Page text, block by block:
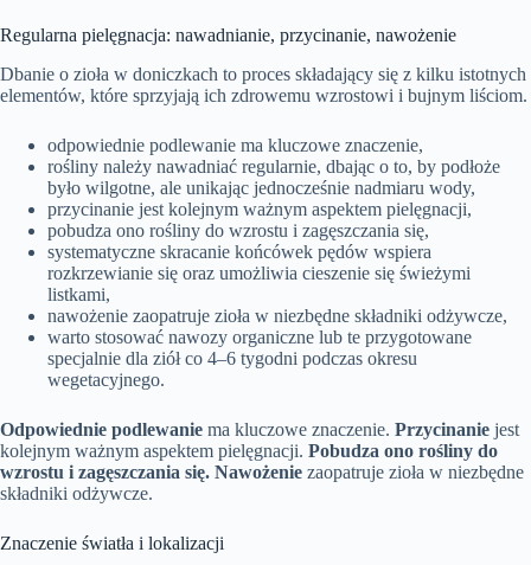
Regularna pielęgnacja: nawadnianie, przycinanie, nawożenie
Dbanie o zioła w doniczkach to proces składający się z kilku istotnych
elementów, które sprzyjają ich zdrowemu wzrostowi i bujnym liściom.
odpowiednie podlewanie ma kluczowe znaczenie,
rośliny należy nawadniać regularnie, dbając o to, by podłoże
było wilgotne, ale unikając jednocześnie nadmiaru wody,
przycinanie jest kolejnym ważnym aspektem pielęgnacji,
pobudza ono rośliny do wzrostu i zagęszczania się,
systematyczne skracanie końcówek pędów wspiera
rozkrzewianie się oraz umożliwia cieszenie się świeżymi
listkami,
nawożenie zaopatruje zioła w niezbędne składniki odżywcze,
warto stosować nawozy organiczne lub te przygotowane
specjalnie dla ziół co 4–6 tygodni podczas okresu
wegetacyjnego.
Odpowiednie podlewanie ma kluczowe znaczenie. Przycinanie jest
kolejnym ważnym aspektem pielęgnacji. Pobudza ono rośliny do
wzrostu i zagęszczania się. Nawożenie zaopatruje zioła w niezbędne
składniki odżywcze.
Znaczenie światła i lokalizacji